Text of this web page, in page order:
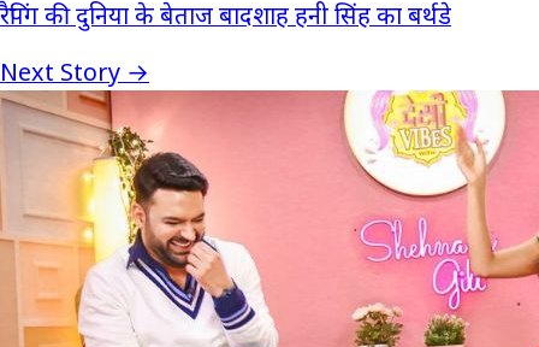
रैपिंग की दुनिया के बेताज बादशाह हनी सिंह का बर्थडे
Next Story →